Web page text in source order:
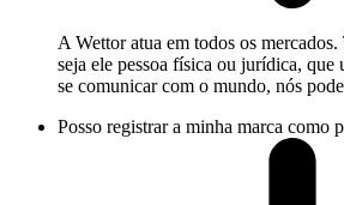
A Wettor atua em todos os
seja ele pessoa física ou jurídica, que
se comunicar com o mundo, nós
Posso registrar a minha marca como